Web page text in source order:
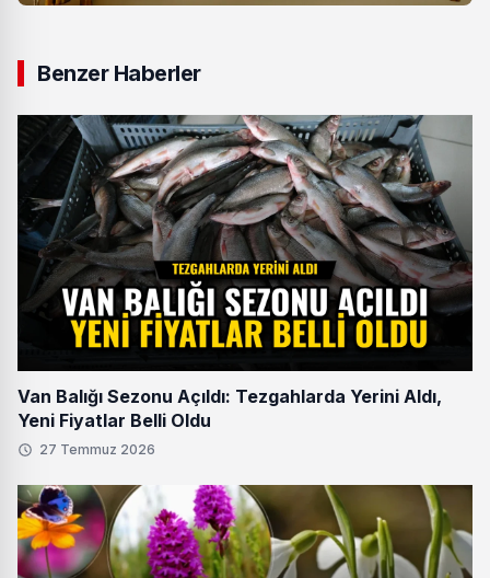
Benzer Haberler
Van Balığı Sezonu Açıldı: Tezgahlarda Yerini Aldı,
Yeni Fiyatlar Belli Oldu
27 Temmuz 2026